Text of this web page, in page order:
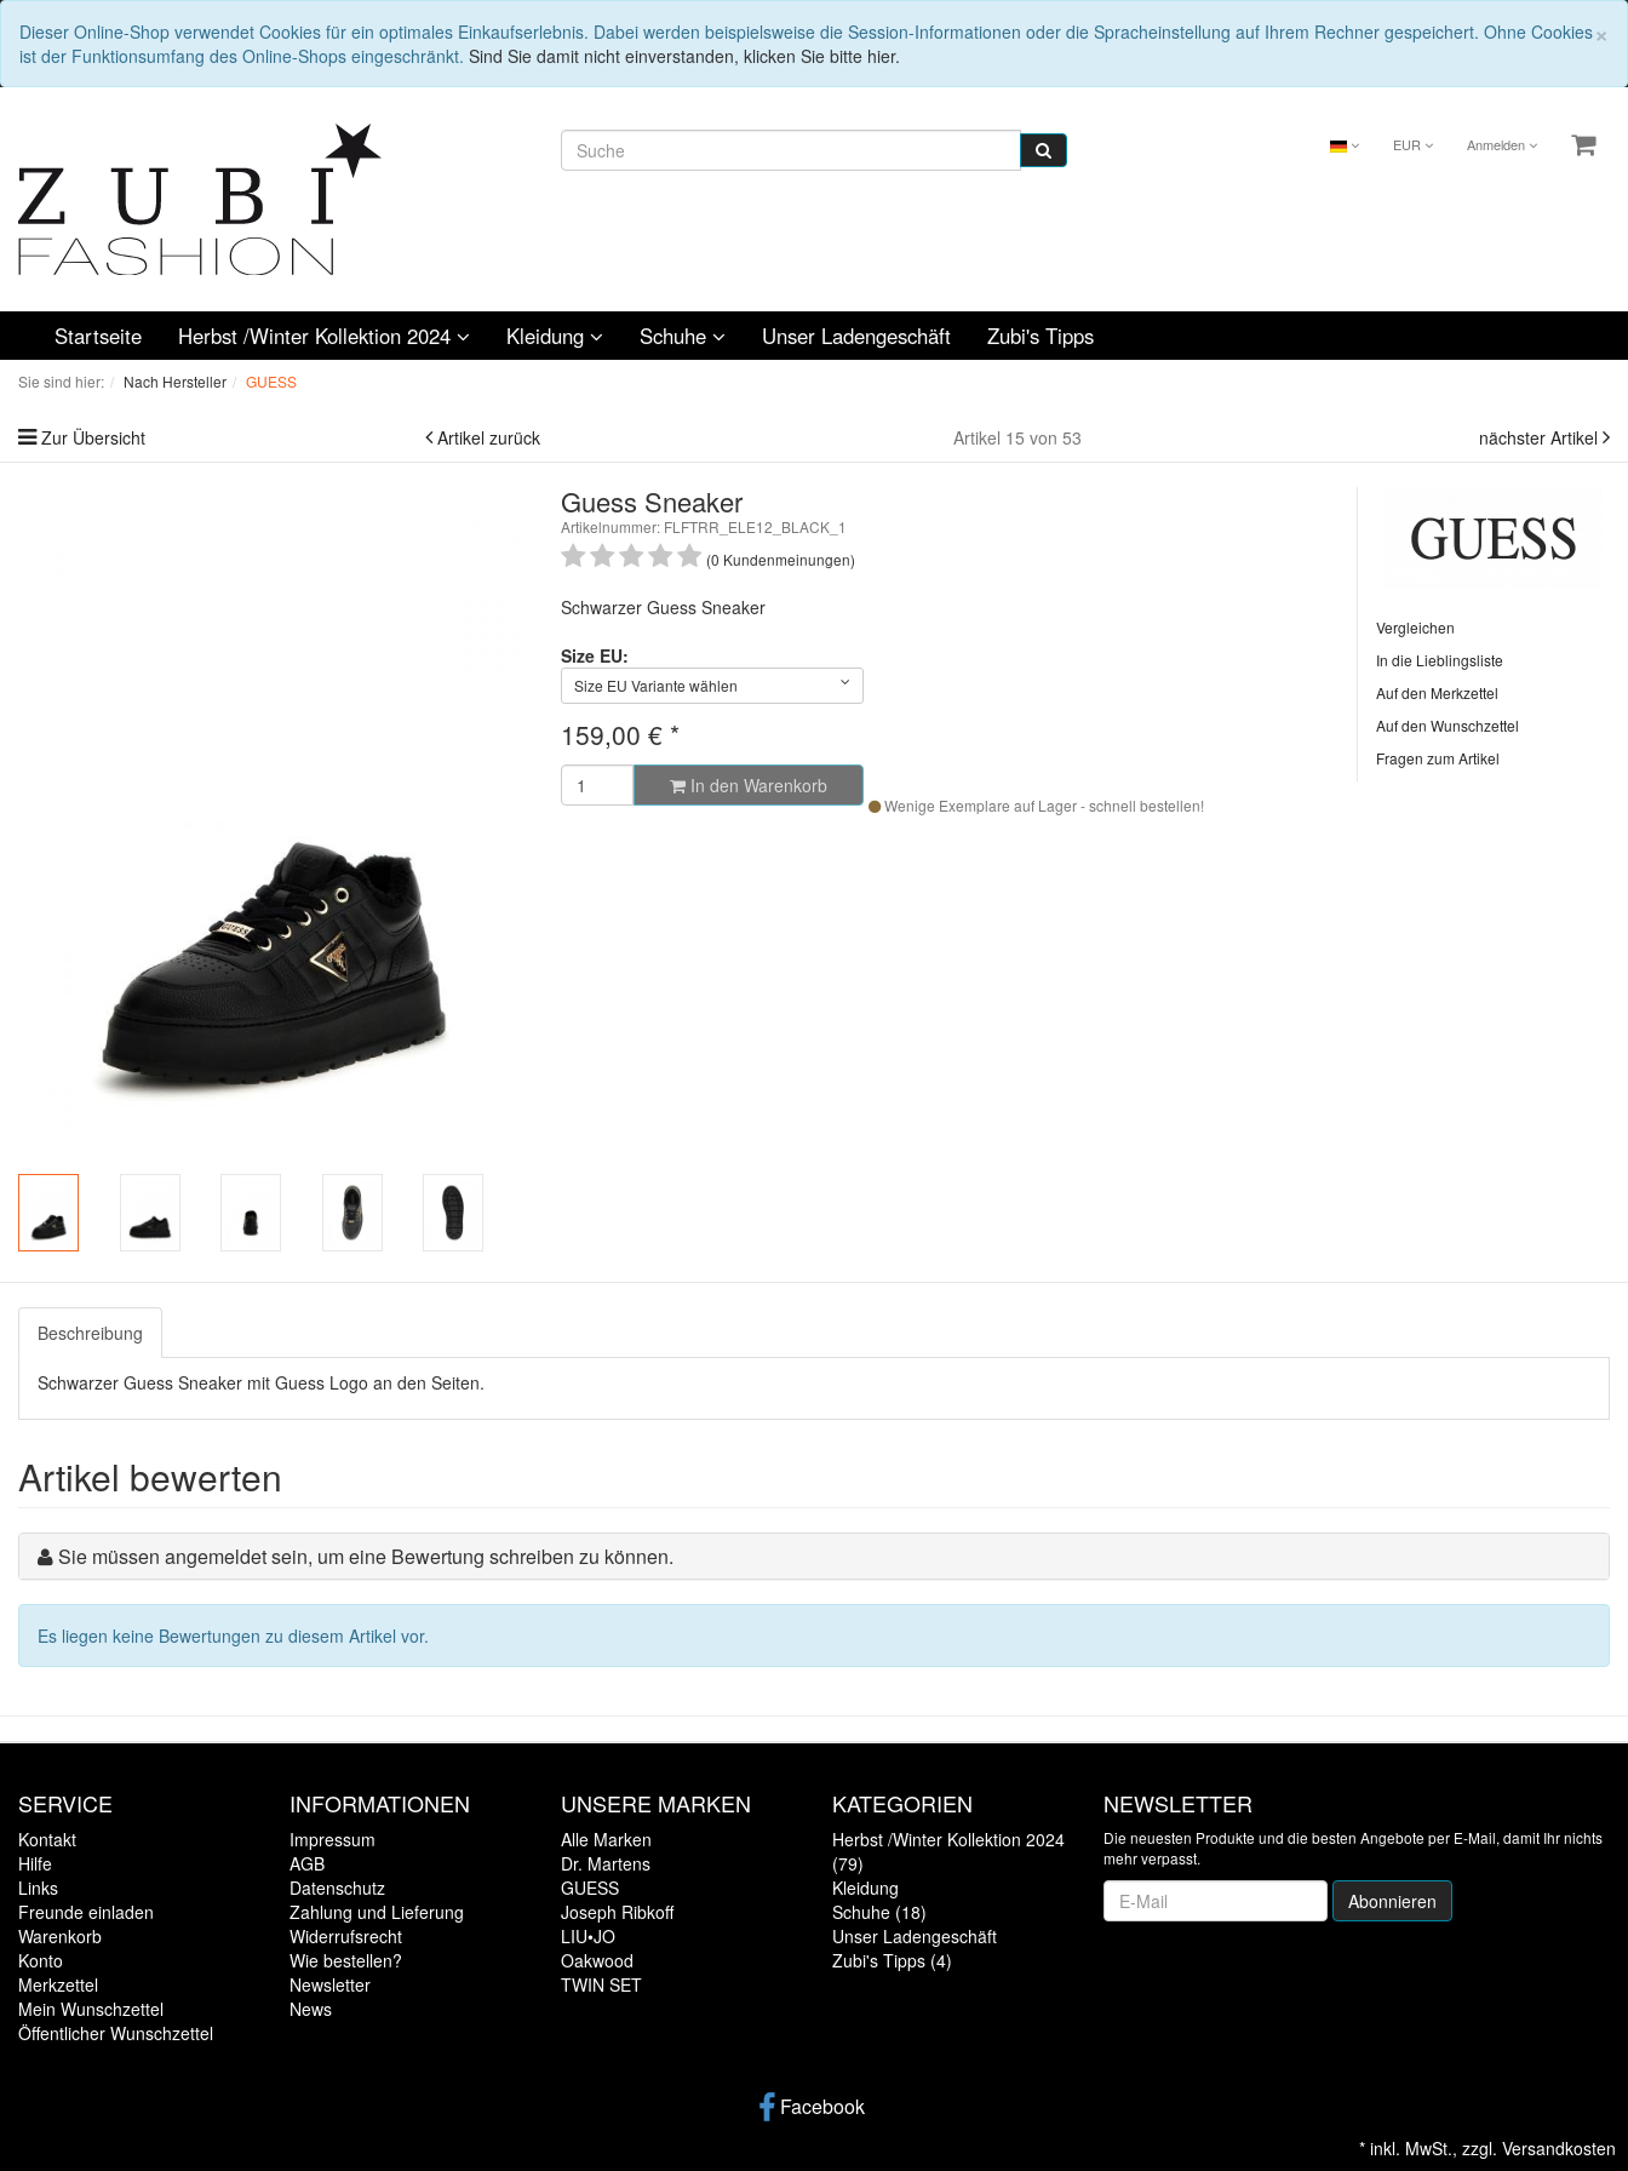
×
Dieser Online-Shop verwendet Cookies für ein optimales Einkaufserlebnis. Dabei werden beispielsweise die Session-Informationen oder die Spracheinstellung auf Ihrem Rechner gespeichert. Ohne Cookies
ist der Funktionsumfang des Online-Shops eingeschränkt. Sind Sie damit nicht einverstanden, klicken Sie bitte hier.
EUR Anmelden
Startseite Herbst /Winter Kollektion 2024 Kleidung Schuhe Unser Ladengeschäft Zubi's Tipps
Sie sind hier: Nach Hersteller GUESS
Zur Übersicht Artikel zurück Artikel 15 von 53 nächster Artikel
Guess Sneaker
Artikelnummer: FLFTRR_ELE12_BLACK_1
(0 Kundenmeinungen)
Schwarzer Guess Sneaker
Size EU:
Size EU Variante wählen
159,00 € *
In den Warenkorb
Wenige Exemplare auf Lager - schnell bestellen!
Vergleichen
In die Lieblingsliste
Auf den Merkzettel
Auf den Wunschzettel
Fragen zum Artikel
Beschreibung
Schwarzer Guess Sneaker mit Guess Logo an den Seiten.
Artikel bewerten
Sie müssen angemeldet sein, um eine Bewertung schreiben zu können.
Es liegen keine Bewertungen zu diesem Artikel vor.
SERVICE
Kontakt
Hilfe
Links
Freunde einladen
Warenkorb
Konto
Merkzettel
Mein Wunschzettel
Öffentlicher Wunschzettel
INFORMATIONEN
Impressum
AGB
Datenschutz
Zahlung und Lieferung
Widerrufsrecht
Wie bestellen?
Newsletter
News
UNSERE MARKEN
Alle Marken
Dr. Martens
GUESS
Joseph Ribkoff
LIU•JO
Oakwood
TWIN SET
KATEGORIEN
Herbst /Winter Kollektion 2024
(79)
Kleidung
Schuhe (18)
Unser Ladengeschäft
Zubi's Tipps (4)
NEWSLETTER
Die neuesten Produkte und die besten Angebote per E-Mail, damit Ihr nichts
mehr verpasst.
Newsletter Abonnieren
Facebook
* inkl. MwSt., zzgl. Versandkosten